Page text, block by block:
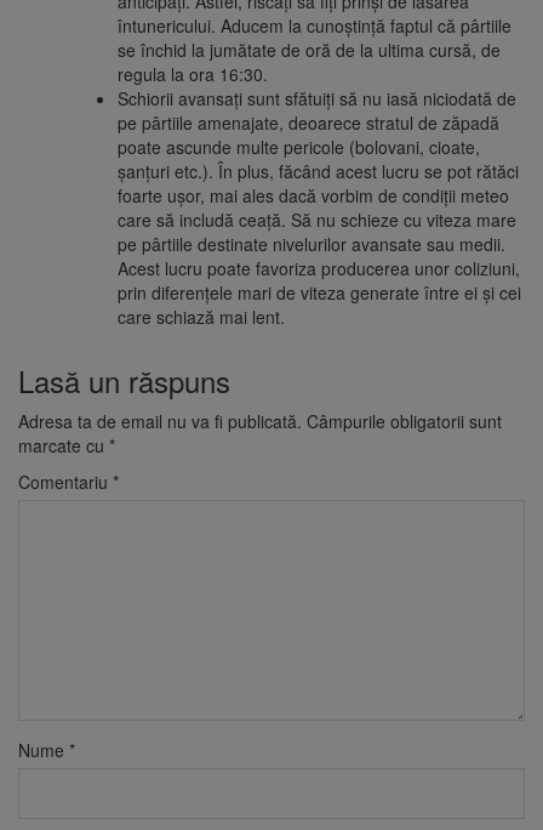
întunericului. Aducem la cunoștință faptul că pârtiile
se închid la jumătate de oră de la ultima cursă, de
regula la ora 16:30.
Schiorii avansați sunt sfătuiți să nu iasă niciodată de
pe pârtiile amenajate, deoarece stratul de zăpadă
poate ascunde multe pericole (bolovani, cioate,
șanțuri etc.). În plus, făcând acest lucru se pot rătăci
foarte ușor, mai ales dacă vorbim de condiții meteo
care să includă ceață. Să nu schieze cu viteza mare
pe pârtiile destinate nivelurilor avansate sau medii.
Acest lucru poate favoriza producerea unor coliziuni,
prin diferențele mari de viteza generate între ei și cei
care schiază mai lent.
Lasă un răspuns
Adresa ta de email nu va fi publicată. Câmpurile obligatorii sunt
marcate cu *
Comentariu *
Nume *